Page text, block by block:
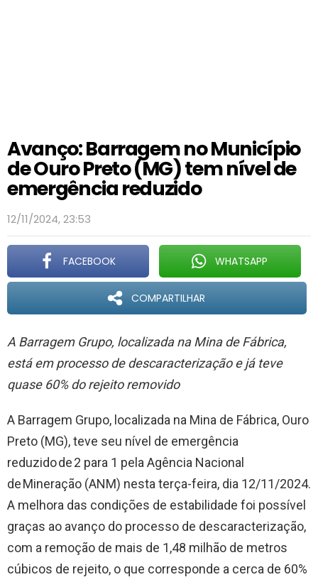
Avanço: Barragem no Município
de Ouro Preto (MG) tem nível de
emergência reduzido
12/11/2024, 23:53
FACEBOOK WHATSAPP
COMPARTILHAR
A Barragem Grupo, localizada na Mina de Fábrica,
está em processo de descaracterização e já teve
quase 60% do rejeito removido
A Barragem Grupo, localizada na Mina de Fábrica, Ouro
Preto (MG), teve seu nível de emergência
reduzido de 2 para 1 pela Agência Nacional
de Mineração (ANM) nesta terça-feira, dia 12/11/2024.
A melhora das condições de estabilidade foi possível
graças ao avanço do processo de descaracterização,
com a remoção de mais de 1,48 milhão de metros
cúbicos de rejeito, o que corresponde a cerca de 60%